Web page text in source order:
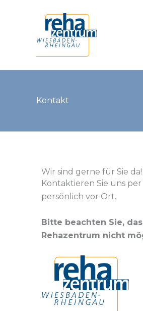
Kontakt
Wir sind gerne für Sie da!
Kontaktieren Sie uns
persönlich vor Ort.
Bitte beachten Sie,
Rehazentrum nicht